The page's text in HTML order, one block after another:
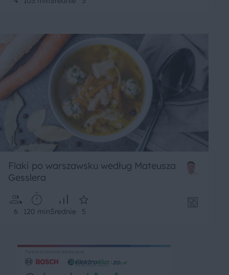
Flaki po warszawsku według Mateusza
Gesslera
6 120 minŚrednie 5